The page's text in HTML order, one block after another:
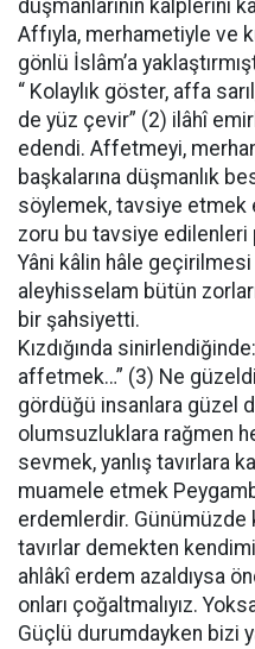
düşmanlarının kalplerini
Affıyla, merhametiyle ve
gönlü İslâm’a
“ Kolaylık göster, affa
de yüz çevir” (2) ilâhî
edendi. Affetmeyi,
başkalarına düşmanlık
söylemek, tavsiye etmek
zoru bu tavsiye edilenleri
Yâni kâlin hâle
aleyhisselam bütün
bir şahsiyetti.
Kızdığında
affetmek…” (3) Ne
gördüğü insanlara güzel
olumsuzluklara rağmen
sevmek, yanlış tavırlara
muamele etmek
erdemlerdir. Günümüzde
tavırlar demekten
ahlâkî erdem azaldıysa
onları çoğaltmalıyız.
Güçlü durumdayken bizi